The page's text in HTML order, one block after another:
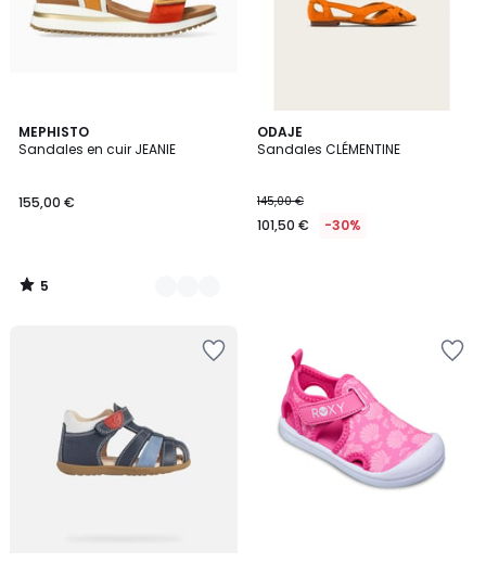
MEPHISTO
Sandales en cuir JEANIE
155,00 €
5
/
8
Couleurs
5
/
ODAJE
Sandales CLÉMENTINE
145,00 €
101,50 € -30%